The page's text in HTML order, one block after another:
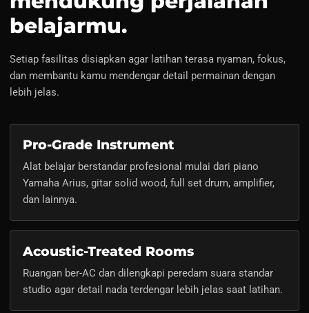
belajarmu.
Setiap fasilitas disiapkan agar latihan terasa nyaman, fokus,
dan membantu kamu mendengar detail permainan dengan
lebih jelas.
Pro-Grade Instrument
Alat belajar berstandar profesional mulai dari piano
Yamaha Arius, gitar solid wood, full set drum, amplifier,
dan lainnya.
Acoustic-Treated Rooms
Ruangan ber-AC dan dilengkapi peredam suara standar
studio agar detail nada terdengar lebih jelas saat latihan.